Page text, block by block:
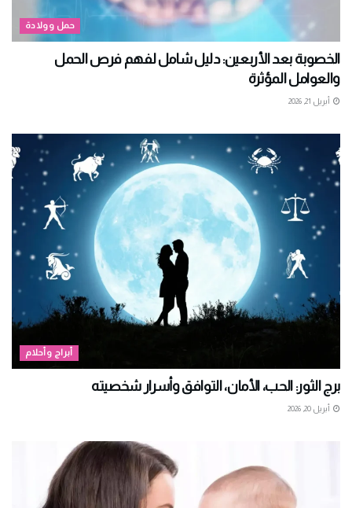
حمل وولادة
الخصوبة بعد الأربعين: دليل شامل لفهم فرص الحمل
والعوامل المؤثرة
أبريل 21, 2026
أبراج وأحلام
برج الثور: الحب، الأمان، التوافق وأسرار شخصيته
أبريل 20, 2026